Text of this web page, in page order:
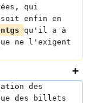
qui
enfin en
qu'il a à
ne l'exigent
des
des billets